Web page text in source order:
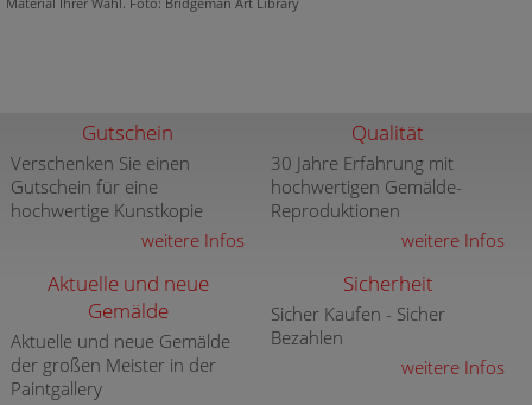
Gutschein
Verschenken Sie einen
Gutschein für eine
hochwertige Kunstkopie
weitere Infos
Qualität
30 Jahre Erfahrung mit
hochwertigen Gemälde-
Reproduktionen
weitere Infos
Aktuelle und neue
Gemälde
Aktuelle und neue Gemälde
der großen Meister in der
Paintgallery
Sicherheit
Sicher Kaufen - Sicher
Bezahlen
weitere Infos